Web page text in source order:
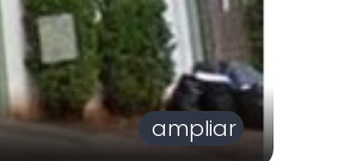
ampliar